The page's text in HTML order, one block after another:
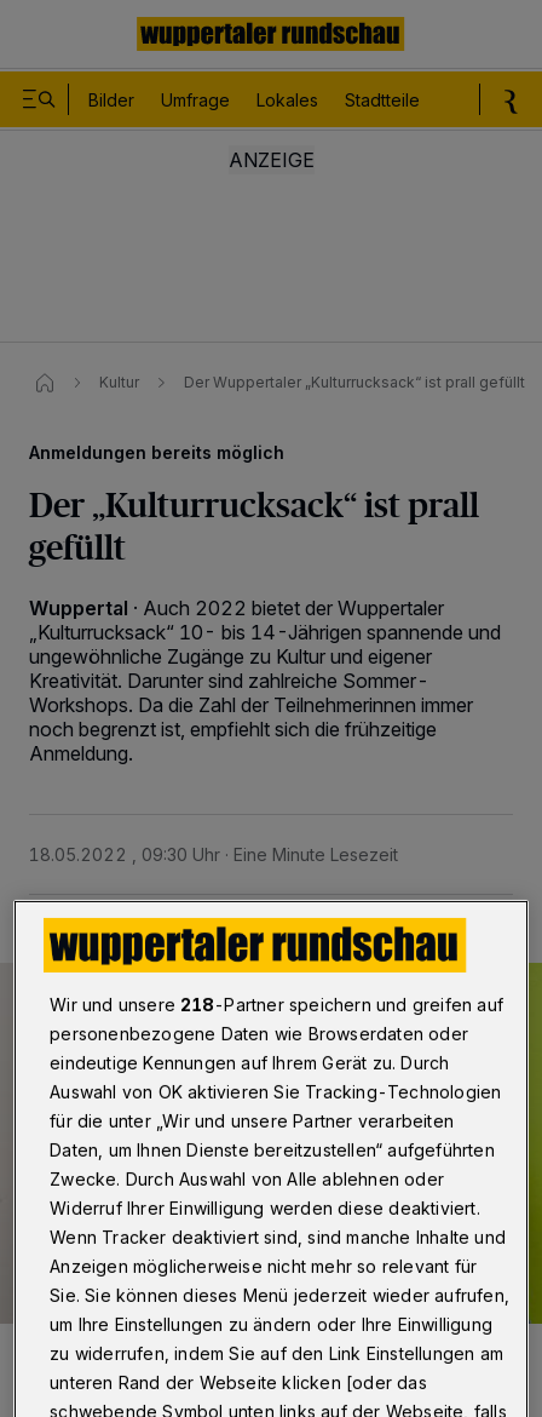
Bilder Umfrage Lokales Stadtteile
Kultur Der Wuppertaler „Kulturrucksack“ ist prall gefüllt​
Anmeldungen bereits möglich
Der „Kulturrucksack“ ist prall
gefüllt
Wuppertal · Auch 2022 bietet der Wuppertaler
„Kulturrucksack“ 10- bis 14-Jährigen spannende und
ungewöhnliche Zugänge zu Kultur und eigener
Kreativität. Darunter sind zahlreiche Sommer-
Workshops. Da die Zahl der Teilnehmerinnen immer
noch begrenzt ist, empfiehlt sich die frühzeitige
Anmeldung.
18.05.2022 , 09:30 Uhr Eine Minute Lesezeit
Es wird wieder kreativ.
Foto: Ralf Silberkuhl
Wir und unsere 218-Partner speichern und greifen auf
personenbezogene Daten wie Browserdaten oder
eindeutige Kennungen auf Ihrem Gerät zu. Durch
Auswahl von OK aktivieren Sie Tracking-Technologien
für die unter „Wir und unsere Partner verarbeiten
Daten, um Ihnen Dienste bereitzustellen“ aufgeführten
Zwecke. Durch Auswahl von Alle ablehnen oder
Widerruf Ihrer Einwilligung werden diese deaktiviert.
Wenn Tracker deaktiviert sind, sind manche Inhalte und
Anzeigen möglicherweise nicht mehr so relevant für
Sie. Sie können dieses Menü jederzeit wieder aufrufen,
um Ihre Einstellungen zu ändern oder Ihre Einwilligung
zu widerrufen, indem Sie auf den Link Einstellungen am
unteren Rand der Webseite klicken [oder das
schwebende Symbol unten links auf der Webseite, falls